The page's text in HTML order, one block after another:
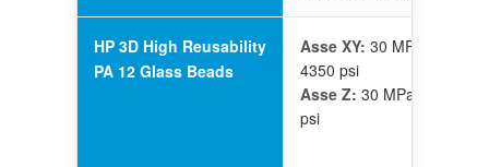
HP 3D High Reusability
PA 12 Glass Beads
Asse XY: 30 MPa /
4350 psi
Asse Z: 30 MPa / 4350
psi